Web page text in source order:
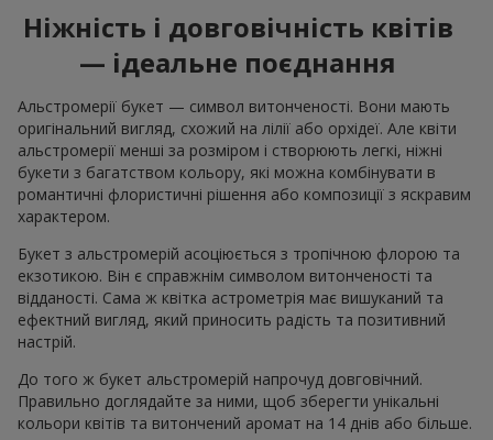
Ніжність і довговічність квітів
— ідеальне поєднання
Альстромерії букет — символ витонченості. Вони мають
оригінальний вигляд, схожий на лілії або орхідеї. Але квіти
альстромерії менші за розміром і створюють легкі, ніжні
букети з багатством кольору, які можна комбінувати в
романтичні флористичні рішення або композиції з яскравим
характером.
Букет з альстромерій асоціюється з тропічною флорою та
екзотикою. Він є справжнім символом витонченості та
відданості. Сама ж квітка астрометрія має вишуканий та
ефектний вигляд, який приносить радість та позитивний
настрій.
До того ж букет альстромерій напрочуд довговічний.
Правильно доглядайте за ними, щоб зберегти унікальні
кольори квітів та витончений аромат на 14 днів або більше.